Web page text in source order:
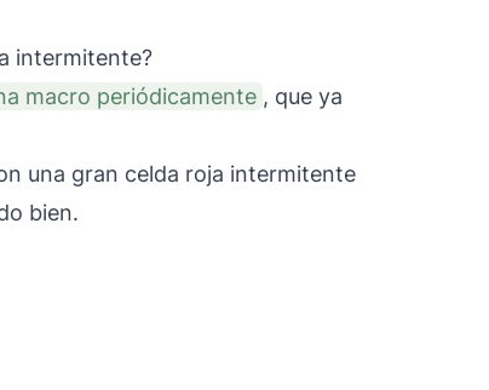
intermitente?
macro periódicamente , que ya
una gran celda roja intermitente
bien.